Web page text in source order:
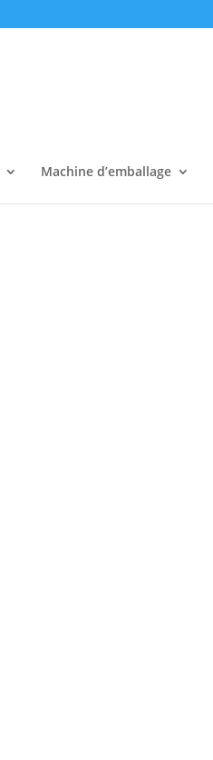
Machine d’emballage